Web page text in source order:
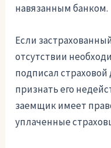
навязанным банком.
Если
отсутствии
подписал страховой
признать его
заемщик имеет
уплаченные